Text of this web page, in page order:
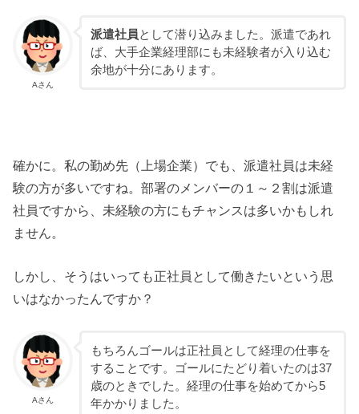
Aさん
派遣社員として潜り込みました。派遣であれ
ば、大手企業経理部にも未経験者が入り込む
余地が十分にあります。
確かに。私の勤め先（上場企業）でも、派遣社員は未経
験の方が多いですね。部署のメンバーの１～２割は派遣
社員ですから、未経験の方にもチャンスは多いかもしれ
ません。
しかし、そうはいっても正社員として働きたいという思
いはなかったんですか？
Aさん
もちろんゴールは正社員として経理の仕事を
することです。ゴールにたどり着いたのは37
歳のときでした。経理の仕事を始めてから5
年かかりました。